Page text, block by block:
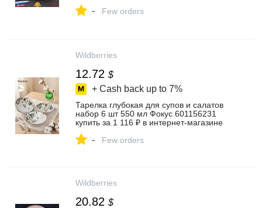
- Few orders
Wildberries
12.72 $
+ Cash back up to 7%
Тарелка глубокая для супов и салатов
набор 6 шт 550 мл Фокус 601156231
купить за 1 116 ₽ в интернет‑магазине
- Few orders
Wildberries
20.82 $